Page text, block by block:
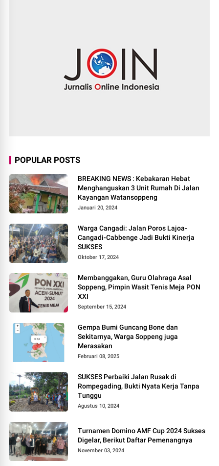
POPULAR POSTS
BREAKING NEWS : Kebakaran Hebat
Menghanguskan 3 Unit Rumah Di Jalan
Kayangan Watansoppeng
Januari 20, 2024
Warga Cangadi: Jalan Poros Lajoa-
Cangadi-Cabbenge Jadi Bukti Kinerja
SUKSES
Oktober 17, 2024
Membanggakan, Guru Olahraga Asal
Soppeng, Pimpin Wasit Tenis Meja PON
XXI
September 15, 2024
Gempa Bumi Guncang Bone dan
Sekitarnya, Warga Soppeng juga
Merasakan
Februari 08, 2025
SUKSES Perbaiki Jalan Rusak di
Rompegading, Bukti Nyata Kerja Tanpa
Tunggu
Agustus 10, 2024
Turnamen Domino AMF Cup 2024 Sukses
Digelar, Berikut Daftar Pemenangnya
November 03, 2024